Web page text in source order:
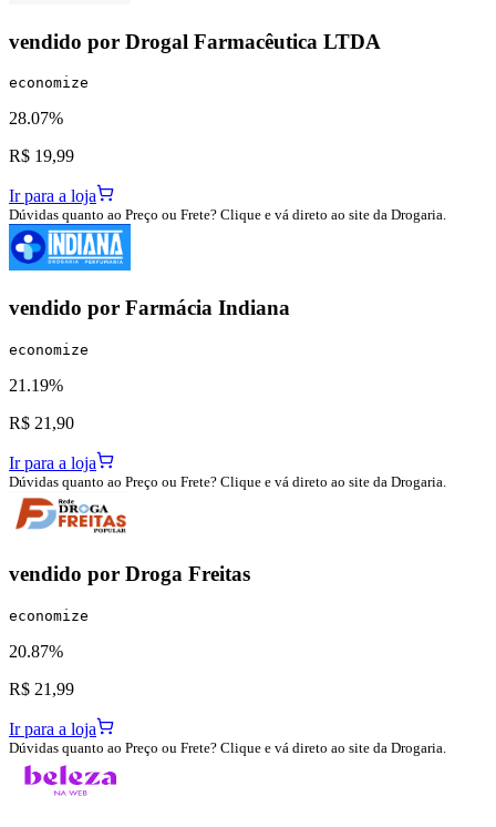
vendido por Drogal Farmacêutica LTDA
economize
28.07%
R$ 19,99
Ir para a loja
Dúvidas quanto ao Preço ou Frete? Clique e vá direto ao site da Drogaria.
vendido por Farmácia Indiana
economize
21.19%
R$ 21,90
Ir para a loja
Dúvidas quanto ao Preço ou Frete? Clique e vá direto ao site da Drogaria.
vendido por Droga Freitas
economize
20.87%
R$ 21,99
Ir para a loja
Dúvidas quanto ao Preço ou Frete? Clique e vá direto ao site da Drogaria.